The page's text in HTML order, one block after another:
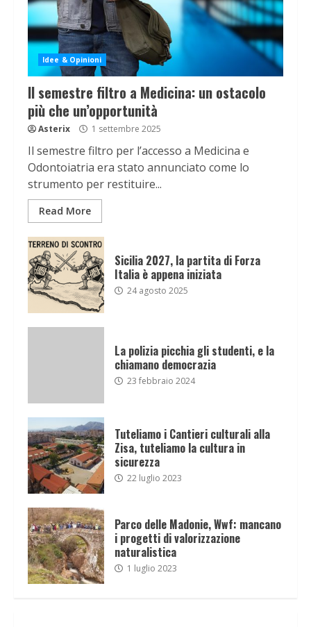
Idee & Opinioni
Il semestre filtro a Medicina: un ostacolo
più che un’opportunità
Asterix 1 settembre 2025
Il semestre filtro per l’accesso a Medicina e
Odontoiatria era stato annunciato come lo
strumento per restituire...
Read More
Sicilia 2027, la partita di Forza
Italia è appena iniziata
24 agosto 2025
La polizia picchia gli studenti, e la
chiamano democrazia
23 febbraio 2024
Tuteliamo i Cantieri culturali alla
Zisa, tuteliamo la cultura in
sicurezza
22 luglio 2023
Parco delle Madonie, Wwf: mancano
i progetti di valorizzazione
naturalistica
1 luglio 2023